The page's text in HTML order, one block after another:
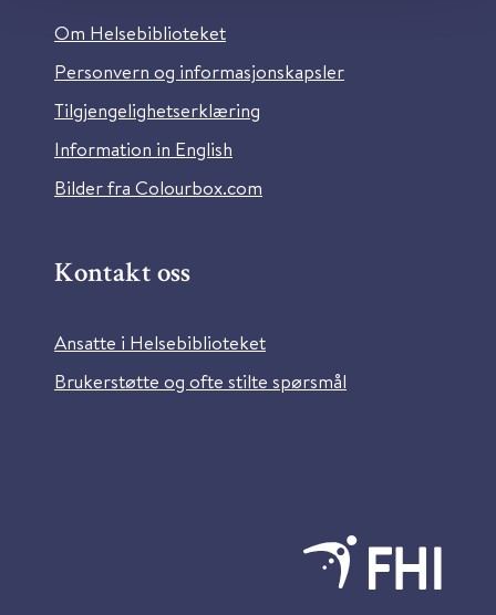
Om Helsebiblioteket
Personvern og informasjonskapsler
Tilgjengelighetserklæring
Information in English
Bilder fra Colourbox.com
Kontakt oss
Ansatte i Helsebiblioteket
Brukerstøtte og ofte stilte spørsmål